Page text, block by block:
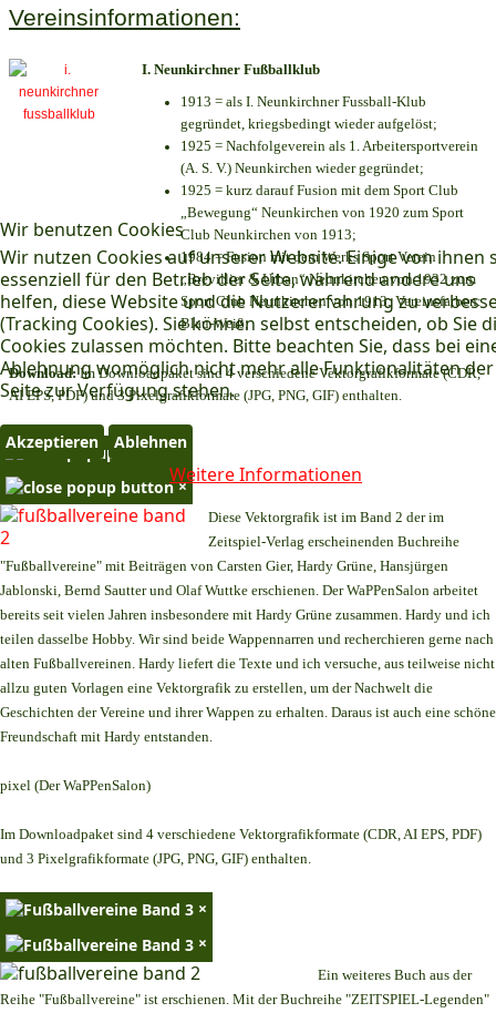
Wir benutzen Cookies
Wir nutzen Cookies auf unserer Website. Einige von ihnen
essenziell für den Betrieb der Seite, während andere uns
helfen, diese Website und die Nutzererfahrung zu
(Tracking Cookies). Sie können selbst entscheiden, ob Sie
Cookies zulassen möchten. Bitte beachten Sie, dass bei
Ablehnung womöglich nicht mehr alle Funktionalitäten der
Seite zur Verfügung stehen.
Akzeptieren Ablehnen
Weitere Informationen
Vereinsinformationen:
I. Neunkirchner Fußballklub
1913 = als I. Neunkirchner Fussball-Klub
gegründet, kriegsbedingt wieder aufgelöst;
1925 = Nachfolgeverein als 1. Arbeitersportverein
(A. S. V.) Neunkirchen wieder gegründet;
1925 = kurz darauf Fusion mit dem Sport Club
„Bewegung“ Neunkirchen von 1920 zum Sport
Club Neunkirchen von 1913;
1984 = Fusion mit dem Werks Sport Verein
„Brevillier & Urban“ Neunkirchen von 1932 zum
Sport Club Neunkirchen von 1913; Vereinsfarben:
Blau-Weiß;
Download:Im Downloadpaket sind 4 verschiedene Vektorgrafikformate (CDR,
AI EPS, PDF) und 3 Pixelgrafikformate (JPG, PNG, GIF) enthalten.
×
×
Diese Vektorgrafik ist im Band 2 der im
Zeitspiel-Verlag erscheinenden Buchreihe
"Fußballvereine" mit Beiträgen von Carsten Gier, Hardy Grüne, Hansjürgen
Jablonski, Bernd Sautter und Olaf Wuttke erschienen. Der WaPPenSalon arbeitet
bereits seit vielen Jahren insbesondere mit Hardy Grüne zusammen. Hardy und ich
teilen dasselbe Hobby. Wir sind beide Wappennarren und recherchieren gerne nach
alten Fußballvereinen. Hardy liefert die Texte und ich versuche, aus teilweise nicht
allzu guten Vorlagen eine Vektorgrafik zu erstellen, um der Nachwelt die
Geschichten der Vereine und ihrer Wappen zu erhalten. Daraus ist auch eine schöne
Freundschaft mit Hardy entstanden.
pixel (Der WaPPenSalon)
Im Downloadpaket sind 4 verschiedene Vektorgrafikformate (CDR, AI EPS, PDF)
und 3 Pixelgrafikformate (JPG, PNG, GIF) enthalten.
×
×
Ein weiteres Buch aus der
Reihe "Fußballvereine" ist erschienen. Mit der Buchreihe "ZEITSPIEL-Legenden"